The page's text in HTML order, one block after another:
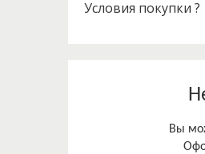
национальной
Исследование
аспект
Условия покупки ?
Вы